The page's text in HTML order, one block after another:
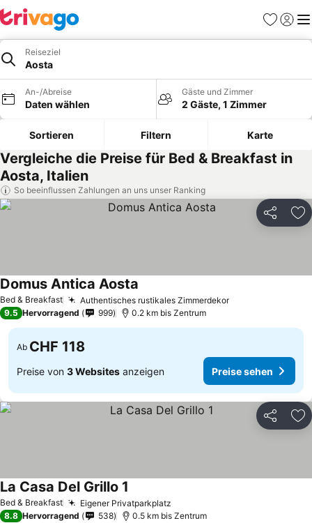
Favoriten
Reiseziel
Aosta
An-/Abreise
Daten wählen
Gäste und Zimmer
2 Gäste, 1 Zimmer
Sortieren Filtern Karte
Vergleiche die Preise für Bed & Breakfast in
Aosta, Italien
So beeinflussen Zahlungen an uns unser Ranking
Teilen
Bed & Breakfast Authentisches rustikales Zimmerdekor
Domus Antica Aosta
9.5 Hervorragend 999 0.2 km bis Zentrum
Ab CHF 118
Preise von 3 Websites anzeigen Preise sehen
Teilen
Bed & Breakfast Eigener Privatparkplatz
La Casa Del Grillo 1
8.8 Hervorragend 538 0.5 km bis Zentrum